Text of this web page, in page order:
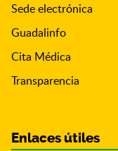
Sede electrónica
Guadalinfo
Cita Médica
Transparencia
Enlaces útiles